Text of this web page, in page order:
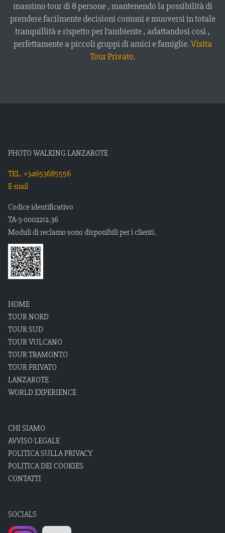
massimo tour di 8 persone , mantenendo la possibilità di
prendere facilmente decisioni comuni e muoversi in totale
tranquillità e rispetto per l’ambiente , adattandosi così ,
perfettamente a piccoli gruppi di amici e famiglie.Visita
Tour Privato.
PHOTO WALKING LANZAROTE
TEL. +34653685556
E-mail
Codice identificativo
TA-3-0002212.36
Moduli di reclamo sono disponibili per i clienti.
HOME
TOUR NORD
TOUR SUD
TOUR VULCANO
TOUR TRAMONTO
TOUR PRIVATO
LANZAROTE
WORLD EXPERIENCE
CHI SIAMO
AVVISO LEGALE
POLITICA SULLA PRIVACY
POLITICA DEI COOKIES
CONTATTI
SOCIALS